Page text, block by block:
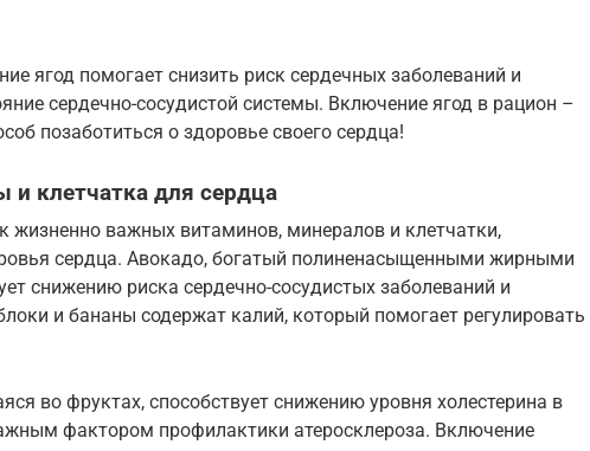
ягод помогает снизить риск сердечных заболеваний и
сердечно-сосудистой системы. Включение ягод в рацион –
позаботиться о здоровье своего сердца!
клетчатка для сердца
жизненно важных витаминов, минералов и клетчатки,
сердца. Авокадо, богатый полиненасыщенными жирными
снижению риска сердечно-сосудистых заболеваний и
и бананы содержат калий, который помогает регулировать
во фруктах, способствует снижению уровня холестерина в
фактором профилактики атеросклероза. Включение